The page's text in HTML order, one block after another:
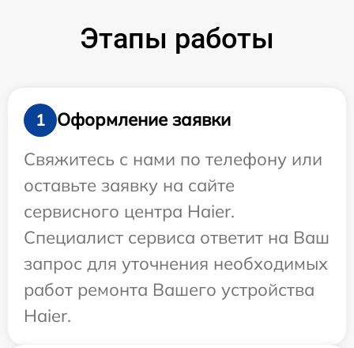
Этапы работы
1
Оформление заявки
Свяжитесь с нами по телефону или
оставьте заявку на сайте
сервисного центра Haier.
Специалист сервиса ответит на Ваш
запрос для уточнения необходимых
работ ремонта Вашего устройства
Haier.